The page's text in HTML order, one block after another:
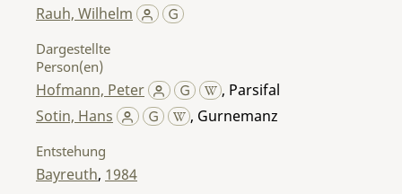
Rauh, Wilhelm
Dargestellte
Person(en)
Hofmann, Peter , Parsifal
Sotin, Hans
, Gurnemanz
Entstehung
Bayreuth, 1984